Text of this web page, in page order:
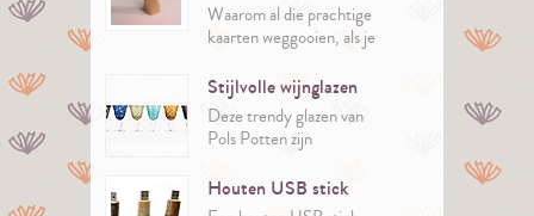
Waarom al die prachtige
kaarten weggooien, als je
Stijlvolle wijnglazen
Deze trendy glazen van
Pols Potten zijn
Ze zijn niet alleen geschikt
voor wijn, maar ook voor
Houten USB stick